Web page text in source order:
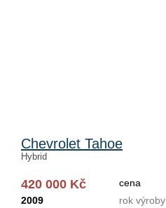
Chevrolet Tahoe
Hybrid
420 000 Kč
cena
2009
rok výroby